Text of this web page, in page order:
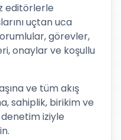
editörlerle
uçtan uca
görevler,
onaylar ve koşullu
ve tüm akış
sahiplik, birikim ve
denetim iziyle